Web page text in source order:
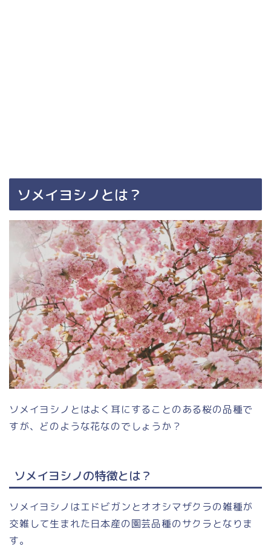
ソメイヨシノとは？
ソメイヨシノとはよく耳にすることのある桜の品種で
すが、どのような花なのでしょうか？
ソメイヨシノの特徴とは？
ソメイヨシノはエドビガンとオオシマザクラの雑種が
交雑して生まれた日本産の園芸品種のサクラとなりま
す。